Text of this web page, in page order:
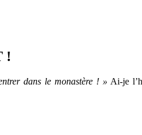
!
dans le monastère ! » Ai-je